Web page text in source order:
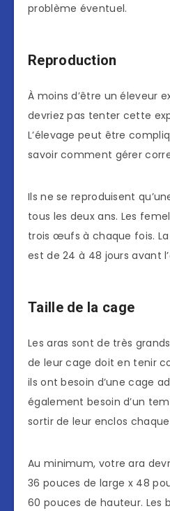
problème éventuel.
Reproduction
À moins d’être un éleveur
devriez pas tenter cette
L’élevage peut être
savoir comment gérer
Ils ne se reproduisent
tous les deux ans. Les
trois œufs à chaque fois.
est de 24 à 48 jours avant
Taille de la cage
Les aras sont de très
de leur cage doit en tenir
ils ont besoin d’une cage
également besoin d’un
sortir de leur enclos
Au minimum, votre ara
36 pouces de large x 48
60 pouces de hauteur. Les